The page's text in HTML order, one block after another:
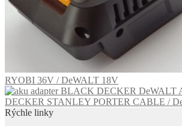
RYOBI 36V / DeWALT 18V
DECKER STANLEY PORTER CABLE /
Rýchle linky